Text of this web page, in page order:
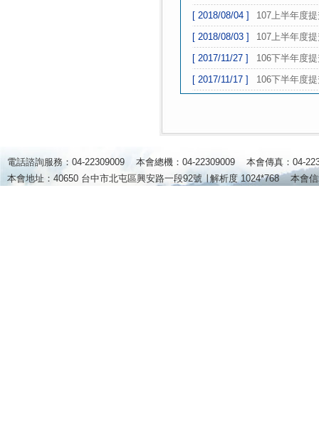
[ 2018/08/04 ]
107上半年度
[ 2018/08/03 ]
107上半年度
[ 2017/11/27 ]
106下半年度
[ 2017/11/17 ]
106下半年度
電話諮詢服務：04-22309009 本會總機：04-22309009 本會傳真：04-
本會地址：40650 台中市北屯區興安路一段92號 ∣解析度 1024*768本會信